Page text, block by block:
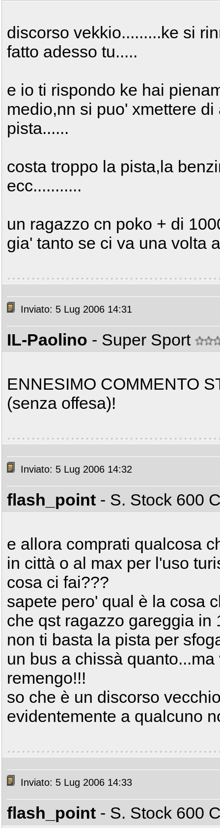
discorso vekkio.........ke si
fatto adesso tu.....
e io ti rispondo ke hai
medio,nn si puo' xmettere
pista......
costa troppo la pista,la
ecc...........
un ragazzo cn poko + di
gia' tanto se ci va una volta
Inviato: 5 Lug 2006 14:31
IL-Paolino - Super Sport
ENNESIMO COMMENTO
(senza offesa)!
Inviato: 5 Lug 2006 14:32
flash_point - S. Stock 600
e allora comprati qualcosa
in città o al max per l'uso
cosa ci fai???
sapete pero' qual è la cosa
che qst ragazzo gareggia
non ti basta la pista per
un bus a chissà
remengo!!!
so che è un discorso
evidentemente a qualcuno
Inviato: 5 Lug 2006 14:33
flash_point - S. Stock 600